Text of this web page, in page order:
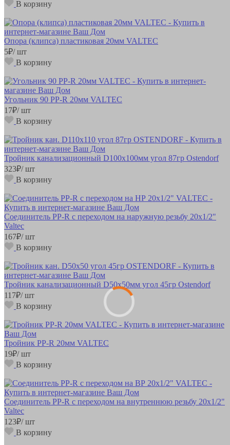
В корзину
Опора (клипса) пластиковая 20мм VALTEC
5₽/ шт
В корзину
Угольник 90 РР-R 20мм VALTEC
17₽/ шт
В корзину
Тройник канализационный D100х100мм угол 87гр Ostendorf
323₽/ шт
В корзину
Соединитель РР-R с переходом на наружную резьбу 20х1/2"
Valteс
167₽/ шт
В корзину
Тройник канализационный D50х50мм угол 45гр Ostendorf
117₽/ шт
В корзину
Тройник РР-R 20мм VALTEC
19₽/ шт
В корзину
Соединитель РР-R с переходом на внутреннюю резьбу 20х1/2"
Valteс
123₽/ шт
В корзину